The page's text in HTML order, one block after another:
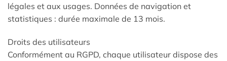
légales et aux usages. Données de navigation et
statistiques : durée maximale de 13 mois.
Droits des utilisateurs
Conformément au RGPD, chaque utilisateur dispose des